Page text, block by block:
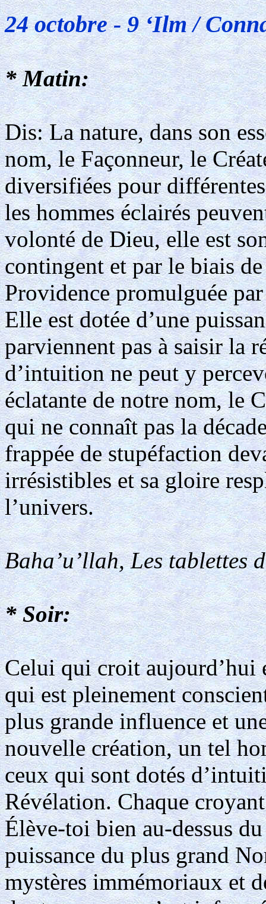
24 octobre - 9 ‘Ilm /
* Matin:
Dis: La nature, dans son
nom, le Façonneur, le
diversifiées pour
les hommes éclairés
volonté de Dieu, elle est
contingent et par le biais
Providence promulguée
Elle est dotée d’une
parviennent pas à saisir la
d’intuition ne peut y
éclatante de notre nom, le
qui ne connaît pas la
frappée de stupéfaction
irrésistibles et sa gloire
l’univers.
Baha’u’llah, Les tablettes
* Soir:
Celui qui croit aujourd’hui
qui est pleinement
plus grande influence et
nouvelle création, un tel
ceux qui sont dotés
Révélation. Chaque
Élève-toi bien au-dessus
puissance du plus grand
mystères immémoriaux et